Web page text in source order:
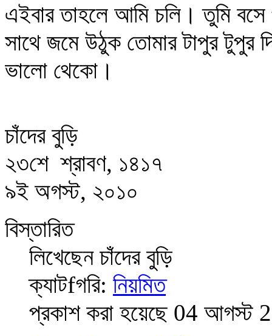
এইবার তাহলে আমি চলি। তুমি
সাথে জমে উঠুক তোমার টাপুর টুপুর
ভালো থেকো।
চাঁদের বুড়ি
২৩শে শ্রাবণ, ১৪১৭
৯ই অগস্ট, ২০১০
বিস্তারিত
লিখেছেন চাঁদের বুড়ি
ক্যাটfগরি: নিয়মিত
প্রকাশ করা হয়েছে 04 আগস্ট